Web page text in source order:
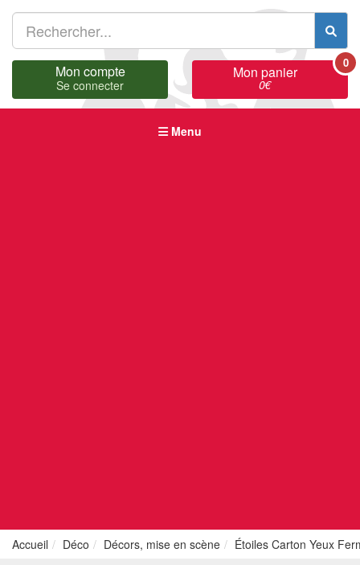
Mon compte
Se connecter
Mon panier
0€
0
Menu
Accueil Déco Décors, mise en scène Étoiles Carton Yeux